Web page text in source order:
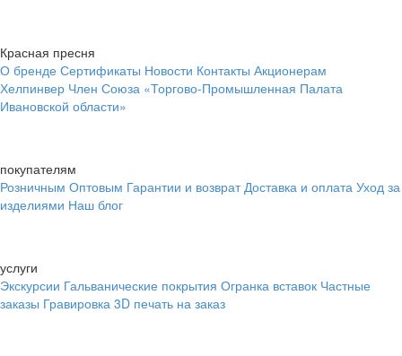
Красная пресня
О бренде Сертификаты Новости Контакты Акционерам
Хелпинвер Член Союза «Торгово-Промышленная Палата
Ивановской области»
покупателям
Розничным Оптовым Гарантии и возврат Доставка и оплата Уход за
изделиями Наш блог
услуги
Экскурсии Гальванические покрытия Огранка вставок Частные
заказы Гравировка 3D печать на заказ